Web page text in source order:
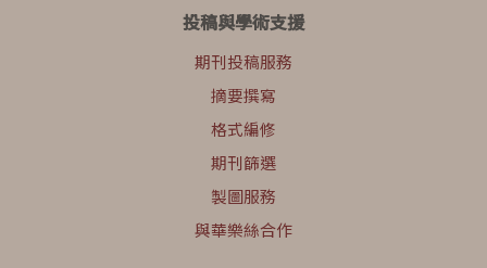
投稿與學術支援
期刊投稿服務
摘要撰寫
格式編修
期刊篩選
製圖服務
與華樂絲合作